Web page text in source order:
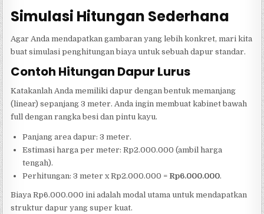
Simulasi Hitungan Sederhana
Agar Anda mendapatkan gambaran yang lebih konkret, mari kita
buat simulasi penghitungan biaya untuk sebuah dapur standar.
Contoh Hitungan Dapur Lurus
Katakanlah Anda memiliki dapur dengan bentuk memanjang
(linear) sepanjang 3 meter. Anda ingin membuat kabinet bawah
full dengan rangka besi dan pintu kayu.
Panjang area dapur: 3 meter.
Estimasi harga per meter: Rp2.000.000 (ambil harga
tengah).
Perhitungan: 3 meter x Rp2.000.000 = Rp6.000.000.
Biaya Rp6.000.000 ini adalah modal utama untuk mendapatkan
struktur dapur yang super kuat.